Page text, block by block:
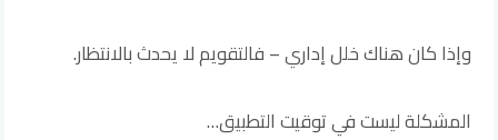
وإذا كان هناك خلل إداري – فالتقويم لا يحدث بالانتظار.
المشكلة ليست في توقيت التطبيق…